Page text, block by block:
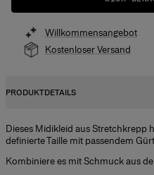
Willkommensangebot
Kostenloser Versand
PRODUKTDETAILS
Dieses Midikleid aus Stretchkrepp
definierte Taille mit passendem
Kombiniere es mit Schmuck aus